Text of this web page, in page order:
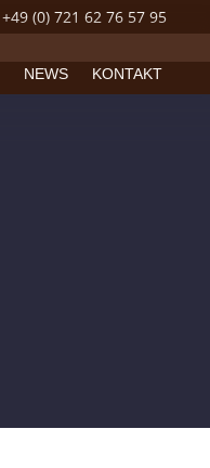
+49 (0) 721 62 76 57 95
NEWS KONTAKT